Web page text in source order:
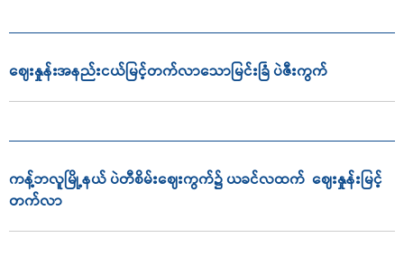
ဈေးနှုန်းအနည်းငယ်မြင့်တက်လာသောမြင်းခြံ ပဲဇီးကွက်
ကန့်ဘလူမြို့နယ် ပဲတီစိမ်းဈေးကွက်၌ ယခင်လထက် ဈေးနှုန်းမြင့်
တက်လာ